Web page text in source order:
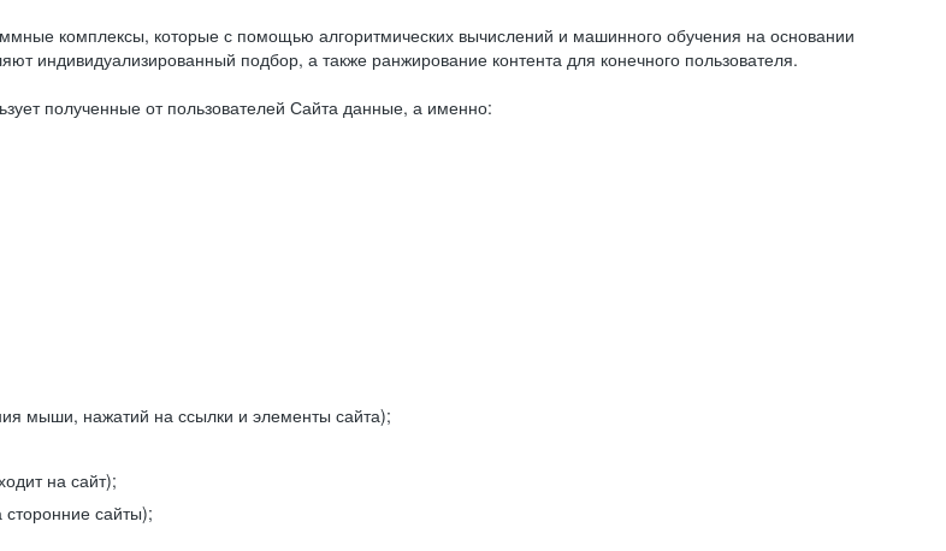
комплексы, которые с помощью алгоритмических вычислений и машинного обучения на основании
индивидуализированный подбор, а также ранжирование контента для конечного пользователя.
полученные от пользователей Сайта данные, а именно:
мыши, нажатий на ссылки и элементы сайта);
на сайт);
сторонние сайты);